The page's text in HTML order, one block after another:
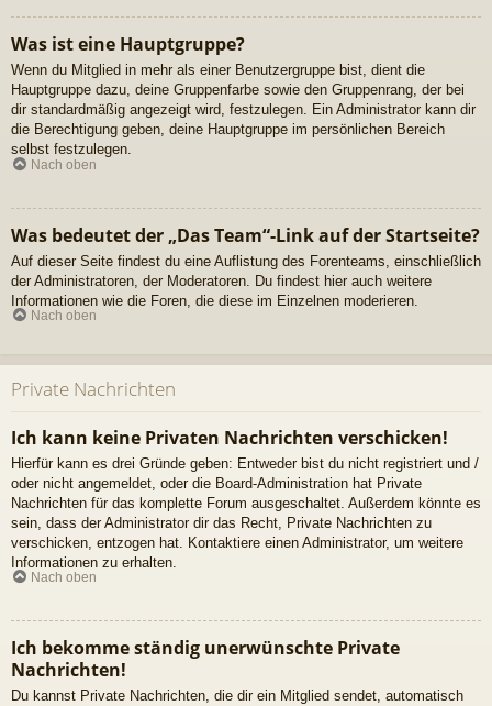
Was ist eine Hauptgruppe?
Wenn du Mitglied in mehr als einer Benutzergruppe bist, dient die
Hauptgruppe dazu, deine Gruppenfarbe sowie den Gruppenrang, der bei
dir standardmäßig angezeigt wird, festzulegen. Ein Administrator kann dir
die Berechtigung geben, deine Hauptgruppe im persönlichen Bereich
selbst festzulegen.
Nach oben
Was bedeutet der „Das Team“-Link auf der Startseite?
Auf dieser Seite findest du eine Auflistung des Forenteams, einschließlich
der Administratoren, der Moderatoren. Du findest hier auch weitere
Informationen wie die Foren, die diese im Einzelnen moderieren.
Nach oben
Private Nachrichten
Ich kann keine Privaten Nachrichten verschicken!
Hierfür kann es drei Gründe geben: Entweder bist du nicht registriert und /
oder nicht angemeldet, oder die Board-Administration hat Private
Nachrichten für das komplette Forum ausgeschaltet. Außerdem könnte es
sein, dass der Administrator dir das Recht, Private Nachrichten zu
verschicken, entzogen hat. Kontaktiere einen Administrator, um weitere
Informationen zu erhalten.
Nach oben
Ich bekomme ständig unerwünschte Private
Nachrichten!
Du kannst Private Nachrichten, die dir ein Mitglied sendet, automatisch